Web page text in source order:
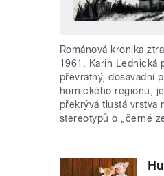
Románová kronika
1961. Karin Lednická
převratný, dosavadní
hornického regionu,
překrývá tlustá vrstva
stereotypů o „černé